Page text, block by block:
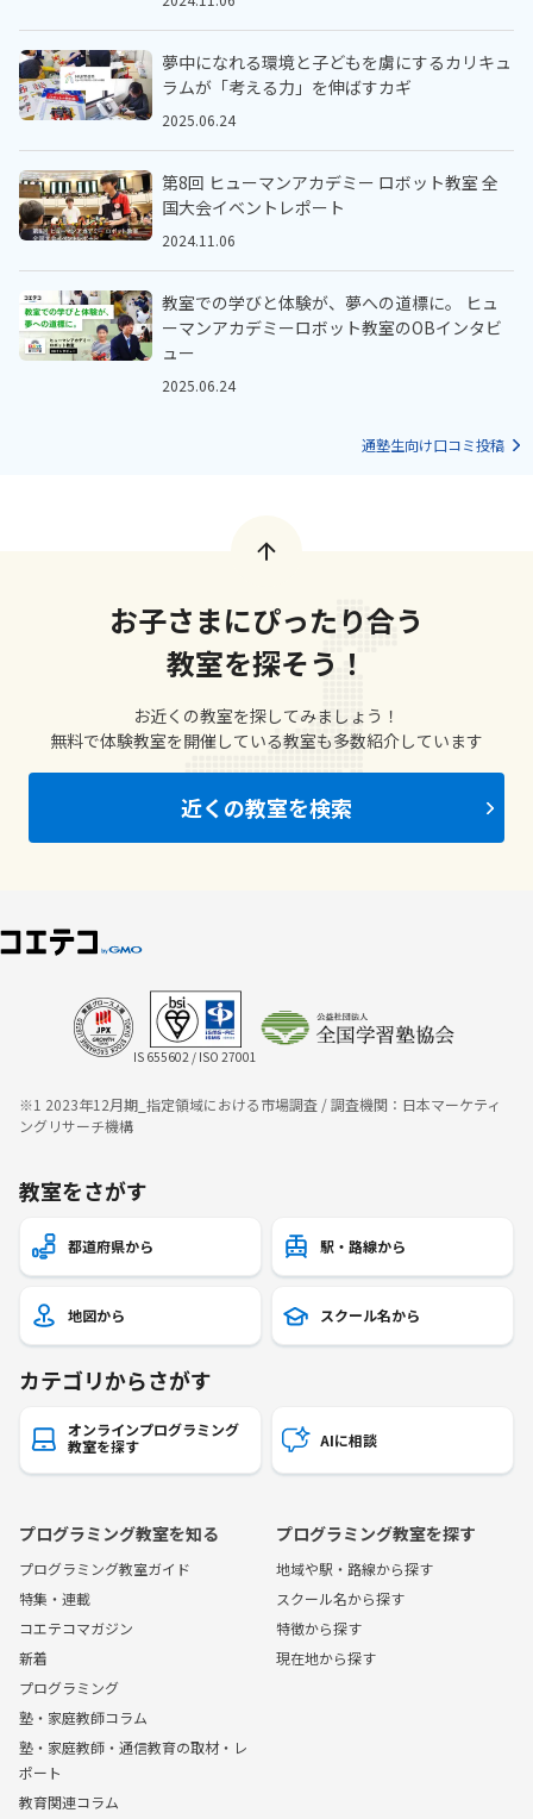
夢中になれる環境と子どもを虜にするカリキュ
ラムが「考える力」を伸ばすカギ
2025.06.24
第8回 ヒューマンアカデミー ロボット教室 全
国大会イベントレポート
2024.11.06
教室での学びと体験が、夢への道標に。 ヒュ
ーマンアカデミーロボット教室のOBインタビ
ュー
2025.06.24
通塾生向け口コミ投稿
お子さまにぴったり合う
教室を探そう！
お近くの教室を探してみましょう！
無料で体験教室を開催している教室も多数紹介しています
近くの教室を検索
IS 655602 / ISO 27001
※1 2023年12月期_指定領域における市場調査 / 調査機関：日本マーケティ
ングリサーチ機構
教室をさがす
都道府県から 駅・路線から
地図から スクール名から
カテゴリからさがす
オンラインプログラミング
教室を探す
AIに相談
プログラミング教室を知る
プログラミング教室ガイド
特集・連載
コエテコマガジン
新着
プログラミング
塾・家庭教師コラム
塾・家庭教師・通信教育の取材・レ
ポート
教育関連コラム
プログラミング教室を探す
地域や駅・路線から探す
スクール名から探す
特徴から探す
現在地から探す